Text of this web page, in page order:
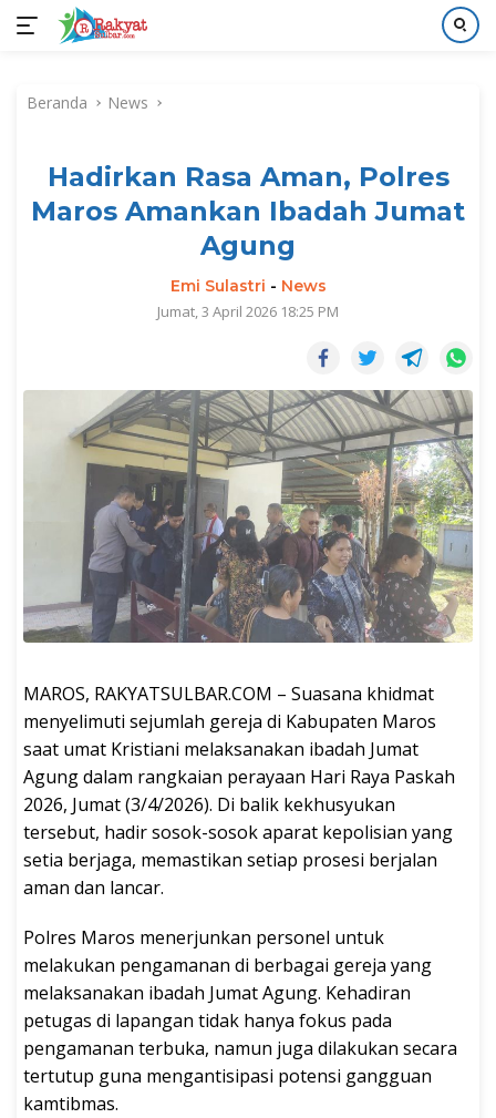
kontenBeranda News
Hadirkan Rasa Aman, Polres
Maros Amankan Ibadah Jumat
Agung
Emi Sulastri - News
Jumat, 3 April 2026 18:25 PM
MAROS, RAKYATSULBAR.COM – Suasana khidmat
menyelimuti sejumlah gereja di Kabupaten Maros
saat umat Kristiani melaksanakan ibadah Jumat
Agung dalam rangkaian perayaan Hari Raya Paskah
2026, Jumat (3/4/2026). Di balik kekhusyukan
tersebut, hadir sosok-sosok aparat kepolisian yang
setia berjaga, memastikan setiap prosesi berjalan
aman dan lancar.
Polres Maros menerjunkan personel untuk
melakukan pengamanan di berbagai gereja yang
melaksanakan ibadah Jumat Agung. Kehadiran
petugas di lapangan tidak hanya fokus pada
pengamanan terbuka, namun juga dilakukan secara
tertutup guna mengantisipasi potensi gangguan
kamtibmas.